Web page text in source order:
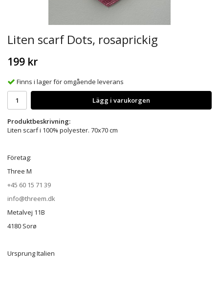
Liten scarf Dots, rosaprickig
199 kr
Finns i lager för omgående leverans
Lägg i varukorgen
Produktbeskrivning:
Liten scarf i 100% polyester. 70x70 cm
Företag:
Three M
+45 60 15 71 39
info@threem.dk
Metalvej 11B
4180 Sorø
Ursprung Italien